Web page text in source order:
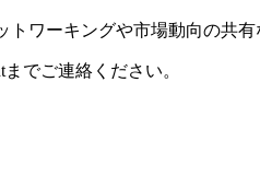
ワーキングや市場動向の共
でご連絡ください。